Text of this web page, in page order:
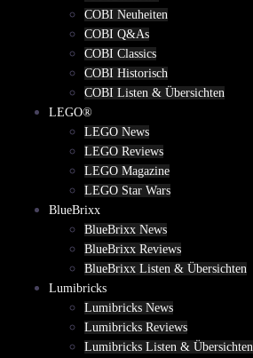
COBI Neuheiten
COBI Q&As
COBI Classics
COBI Historisch
COBI Listen & Übersichten
LEGO®
LEGO News
LEGO Reviews
LEGO Magazine
LEGO Star Wars
BlueBrixx
BlueBrixx News
BlueBrixx Reviews
BlueBrixx Listen & Übersichten
Lumibricks
Lumibricks News
Lumibricks Reviews
Lumibricks Listen & Übersichten